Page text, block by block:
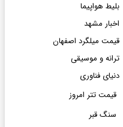
بلیط هواپیما
اخبار مشهد
قیمت میلگرد اصفهان
ترانه و موسیقی
دنیای فناوری
قیمت تتر امروز
سنگ قبر